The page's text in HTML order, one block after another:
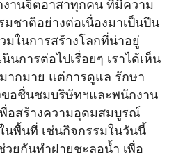
านจิตอาสาทุกคน ที่มีความ
ชาติอย่างต่อเนื่องมาเป็นปีน
ในการสร้างโลกที่น่าอยู่
นการต่อไปเรื่อยๆ เราได้เห็น
ากมาย แต่การดูแล รักษา
อชื่นชมบริษัทฯและพนักงาน
อสร้างความอุดมสมบูรณ์
นพื้นที่ เช่นกิจกรรมในวันนี้
ยกันทำฝายชะลอน้ำ เพื่อ